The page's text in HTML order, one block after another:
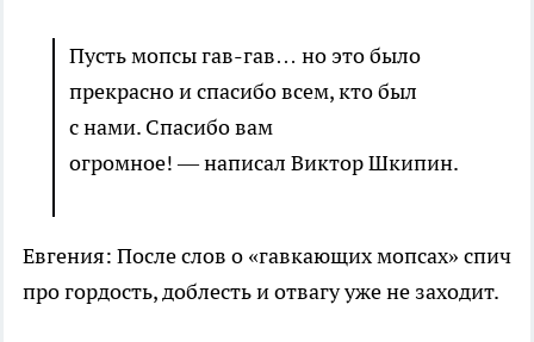
Пусть мопсы гав-гав… но это было
прекрасно и спасибо всем, кто был
с нами. Спасибо вам
огромное! — написал Виктор Шкипин.
Евгения: После слов о «гавкающих мопсах» спич
про гордость, доблесть и отвагу уже не заходит.